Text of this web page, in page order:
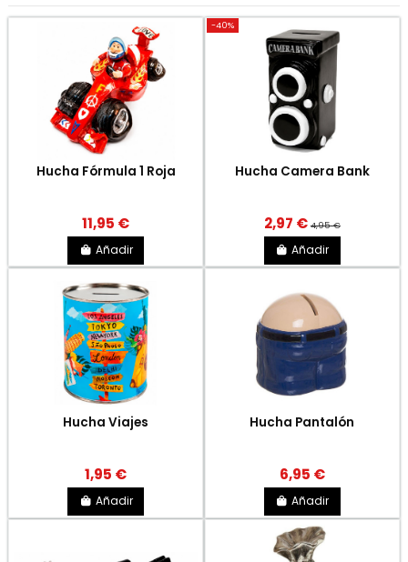
Hucha Fórmula 1 Roja
11,95 €
Añadir
-40%
Hucha Camera Bank
2,97 € 4,95 €
Añadir
Hucha Viajes
1,95 €
Añadir
Hucha Pantalón
6,95 €
Añadir